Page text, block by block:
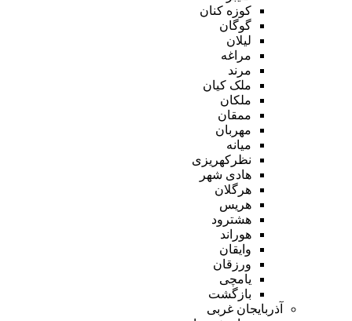
کوزه کنان
گوگان
لیلان
مراغه
مرند
ملک کیان
ملکان
ممقان
مهربان
میانه
نظرکهریزی
هادی شهر
هرگلان
هریس
هشترود
هوراند
وایقان
ورزقان
یامچی
بازگشت
آذربایجان غربی